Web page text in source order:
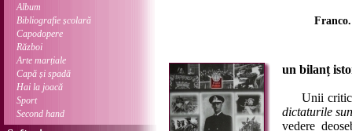
Album
Bibliografie școlară
Capodopere
Război
Arte marțiale
Capă și spadă
Hai la joacă
Sport
Second hand
un bilanț
Unii critici
dictaturile
vedere